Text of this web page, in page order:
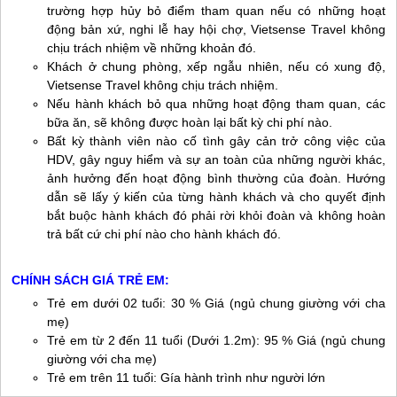
trường hợp hủy bỏ điểm tham quan nếu có những hoạt
động bản xứ, nghi lễ hay hội chợ, Vietsense Travel không
chịu trách nhiệm về những khoản đó.
Khách ở chung phòng, xếp ngẫu nhiên, nếu có xung độ,
Vietsense Travel không chịu trách nhiệm.
Nếu hành khách bỏ qua những hoạt động tham quan, các
bữa ăn, sẽ không được hoàn lại bất kỳ chi phí nào.
Bất kỳ thành viên nào cố tình gây cản trở công việc của
HDV, gây nguy hiểm và sự an toàn của những người khác,
ảnh hưởng đến hoạt động bình thường của đoàn. Hướng
dẫn sẽ lấy ý kiến của từng hành khách và cho quyết định
bắt buộc hành khách đó phải rời khỏi đoàn và không hoàn
trả bất cứ chi phí nào cho hành khách đó.
CHÍNH SÁCH GIÁ TRẺ EM:
Trẻ em dưới 02 tuổi: 30 % Giá (ngủ chung giường với cha
mẹ)
Trẻ em từ 2 đến 11 tuổi (Dưới 1.2m): 95 % Giá (ngủ chung
giường với cha mẹ)
Trẻ em trên 11 tuổi: Gía hành trình như người lớn